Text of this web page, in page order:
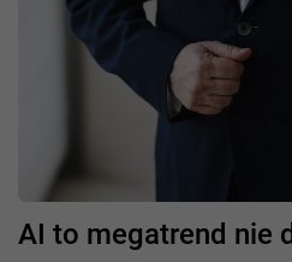
AI to megatrend nie